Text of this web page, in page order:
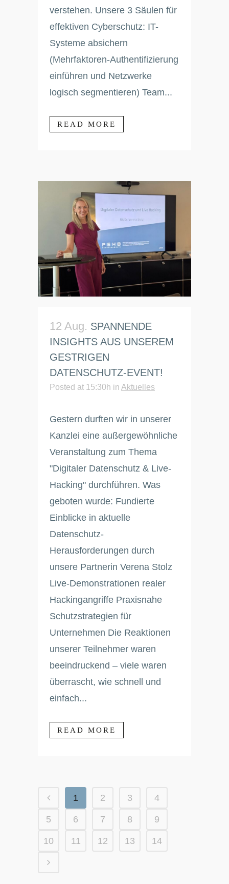
verstehen. Unsere 3 Säulen für
effektiven Cyberschutz: IT-
Systeme absichern
(Mehrfaktoren-Authentifizierung
einführen und Netzwerke
logisch segmentieren) Team...
READ MORE
12 Aug. SPANNENDE
INSIGHTS AUS UNSEREM
GESTRIGEN
DATENSCHUTZ-EVENT!
Posted at 15:30h in Aktuelles
Gestern durften wir in unserer
Kanzlei eine außergewöhnliche
Veranstaltung zum Thema
"Digitaler Datenschutz & Live-
Hacking" durchführen. Was
geboten wurde: Fundierte
Einblicke in aktuelle
Datenschutz-
Herausforderungen durch
unsere Partnerin Verena Stolz
Live-Demonstrationen realer
Hackingangriffe Praxisnahe
Schutzstrategien für
Unternehmen Die Reaktionen
unserer Teilnehmer waren
beeindruckend – viele waren
überrascht, wie schnell und
einfach...
READ MORE
1 2 3 4
5 6 7 8 9
10 11 12 13 14